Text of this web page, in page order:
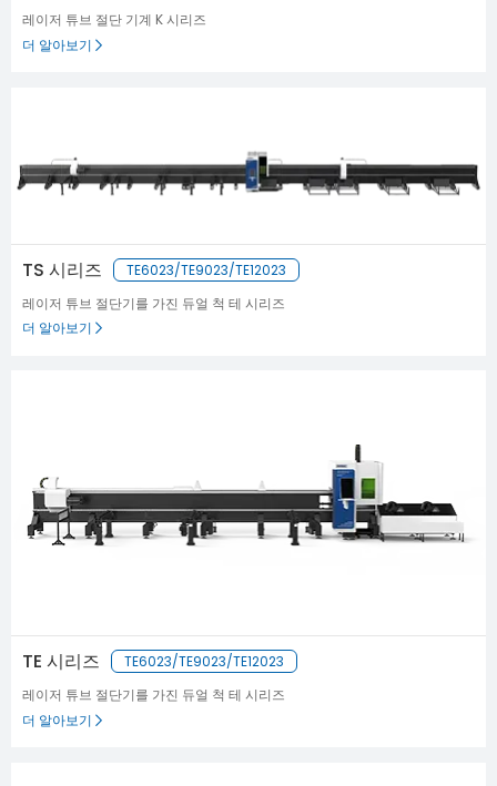
레이저 튜브 절단 기계 K 시리즈
더 알아보기
TS 시리즈
TE6023/TE9023/TE12023
레이저 튜브 절단기를 가진 듀얼 척 테 시리즈
더 알아보기
TE 시리즈
TE6023/TE9023/TE12023
레이저 튜브 절단기를 가진 듀얼 척 테 시리즈
더 알아보기